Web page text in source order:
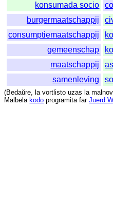
konsumada socio
burgermaatschappij
consumptiemaatschappij
gemeenschap
maatschappij
samenleving
(Bedaŭre, la vortlisto uzas la
Malbela kodo programita far Juerd